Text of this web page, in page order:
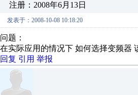
注册：2008年6月13日
发表于：2008-10-08 10:18:20
问题：
在实际应用的情况下 如何选择变频器
回复 引用 举报